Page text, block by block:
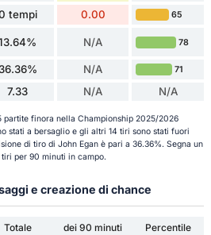
tempi 0.00 65
N/A 78
36.36% N/A 71
7.33 N/A N/A
partite finora nella Championship 2025/2026
stati a bersaglio e gli altri 14 tiri sono stati fuori
di tiro di John Egan è pari a 36.36%. Segna un
per 90 minuti in campo.
e creazione di chance
Totale dei 90 minuti
Percentile